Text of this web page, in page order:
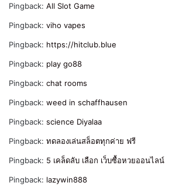
Pingback: All Slot Game
Pingback: viho vapes
Pingback: https://hitclub.blue
Pingback: play go88
Pingback: chat rooms
Pingback: weed in schaffhausen
Pingback: science Diyalaa
Pingback: ทดลองเล่นสล็อตทุกค่าย ฟรี
Pingback: 5 เคล็ดลับ เลือก เว็บซื้อหวยออนไลน์
Pingback: lazywin888